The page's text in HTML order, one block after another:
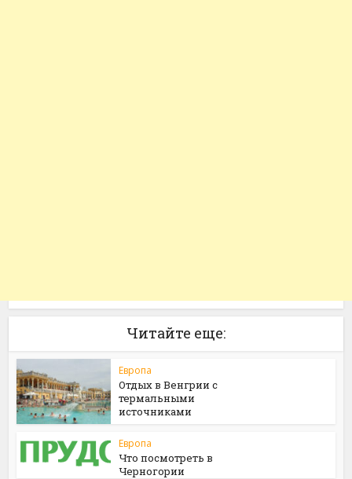
Читайте еще:
Европа
Отдых в Венгрии с
термальными
источниками
Европа
Что посмотреть в
Черногории